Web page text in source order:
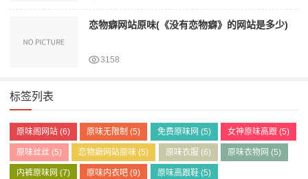
恋物癖网站原味(《没有恋物癖》的网站是多少)
3158
标签列表
原味阁网站 (6) 原味无限制 (5) 免费原味网 (5) 女神原味高跟(5)
原味丝丝 (5) 恋物癖网站原味 (5) 原味衣服 (6) 原味衣物网 (5)
内裤原味网 (7) 原味内衣吧 (9) 原味高跟鞋(5)